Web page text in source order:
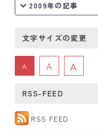
2009年の記事
文字サイズの変更
A A A
RSS-FEED
RSS FEED